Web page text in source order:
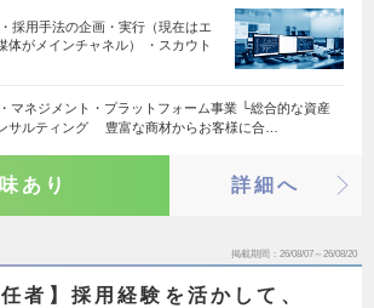
採用手法の企画・実行（現在はエ
体がメインチャネル） ・スカウト
マネジメント・プラットフォーム事業 └総合的な資産
サルティング 豊富な商材からお客様に合…
あり 詳細へ
掲載期間 26/08/07～26/08/20
者】採用経験を活かして、